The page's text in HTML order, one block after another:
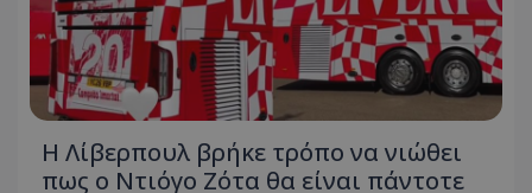
Η Λίβερπουλ βρήκε τρόπο να νιώθει
πως ο Ντιόγο Ζότα θα είναι πάντοτε